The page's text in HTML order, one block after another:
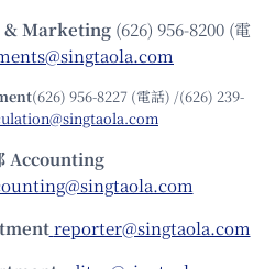
Marketing (626) 956-8200 (電
(626) 956-8227 (電話) /(626) 239-
Accounting
reporter@singtaola.com